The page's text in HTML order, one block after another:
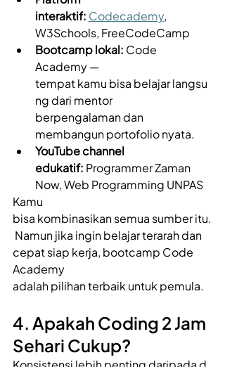
interaktif: Codecademy,
W3Schools, FreeCodeCamp
Bootcamp lokal: Code
Academy —
tempat kamu bisa belajar langsu
ng dari mentor
berpengalaman dan
membangun portofolio nyata.
YouTube channel
edukatif: Programmer Zaman
Now, Web Programming UNPAS
Kamu
bisa kombinasikan semua sumber itu.
Namun jika ingin belajar terarah dan
cepat siap kerja, bootcamp Code
Academy
adalah pilihan terbaik untuk pemula.
4. Apakah Coding 2 Jam
Sehari Cukup?